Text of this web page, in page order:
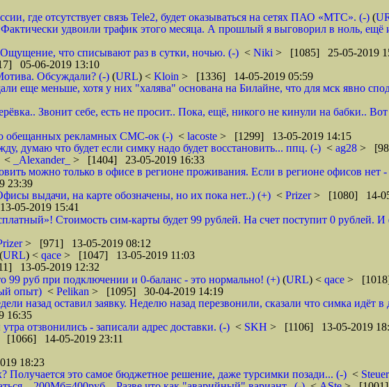
где отсутствует связь Tele2, будет оказываться на сетях ПАО «МТС». (-) (
удвоили трафик этого месяца. А прошлый я выговорил в ноль, ещё
что списывают раз в сутки, ночью. (-) < Niki > [1085] 25-05-2019
05-06-2019 13:10
Обсуждали? (-) (URL) < Kloin > [1336] 14-05-2019 05:59
меньше, хотя у них "халява" основана на Билайне, что для мск явно
Звонит себе, есть не просит.. Пока, ещё, никого не кинули на бабки..
обещанных рекламных СМС-ок (-) < lacoste > [1299] 13-05-2019 14:15
думаю что будет если симку надо будет восстановить... ппц. (-) < ag28 >
< _Alexander_ > [1404] 23-05-2019 16:33
можно только в офисе в регионе проживания. Если в регионе офисов
23:39
выдачи, на карте обозначены, но их пока нет..) (+) < Prizer> [1080] 14-
05-2019 15:41
Стоимость сим-карты будет 99 рублей. На счет поступит 0 рублей. И
> [971] 13-05-2019 08:12
(URL) < qace > [1047] 13-05-2019 11:03
13-05-2019 12:32
99 руб при подключении и 0-баланс - это нормально! (+) (URL) < qace >
опыт) < Pelikan > [1095] 30-04-2019 14:19
назад оставил заявку. Неделю назад перезвонили, сказали что симка идёт
16:35
отзвонились - записали адрес доставки. (-) < SKH > [1106] 13-05-2019
14-05-2019 23:11
18:23
Получается это самое бюджетное решение, даже турсимки позади... (-) < Steuer